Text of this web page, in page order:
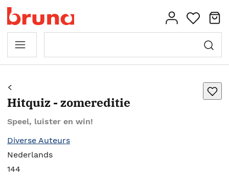
Hitquiz - zomereditie
Speel, luister en win!
Diverse Auteurs
Nederlands
144